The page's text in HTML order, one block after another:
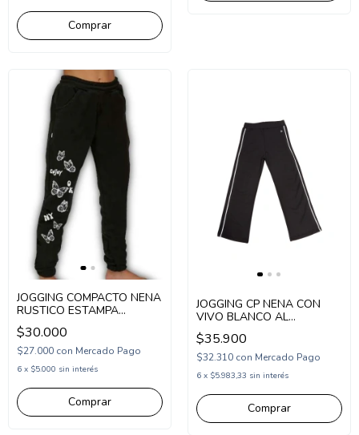
Comprar
JOGGING COMPACTO NENA
RUSTICO ESTAMPA
MARIPOSAS (COM253278)
$30.000
$27.000 con Mercado Pago
6 x $5.000 sin interés
Comprar
JOGGING CP NENA CON
VIVO BLANCO AL
COSTADO (CP264417)
$35.900
$32.310 con Mercado Pago
6 x $5.983,33 sin interés
Comprar